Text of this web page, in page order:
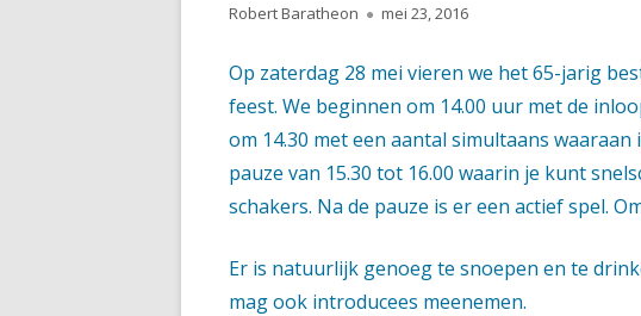
Auteur
Robert Baratheon
Gepubliceerd
mei 23, 2016
Op zaterdag 28 mei vieren we het 65-jarig
feest. We beginnen om 14.00 uur met de
om 14.30 met een aantal simultaans waaraan
pauze van 15.30 tot 16.00 waarin je kunt
schakers. Na de pauze is er een actief spel.
Er is natuurlijk genoeg te snoepen en te
mag ook introducees meenemen.